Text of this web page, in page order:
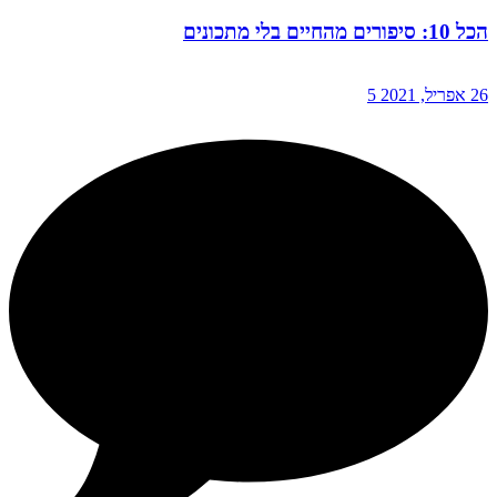
הכל 10: סיפורים מהחיים בלי מתכונים
26 אפריל, 2021 5